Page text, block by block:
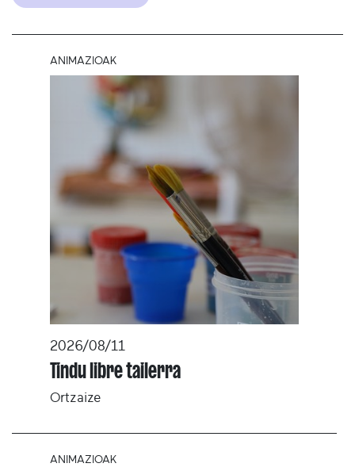
ANIMAZIOAK
2026/08/11
Tindu libre tailerra
Ortzaize
ANIMAZIOAK